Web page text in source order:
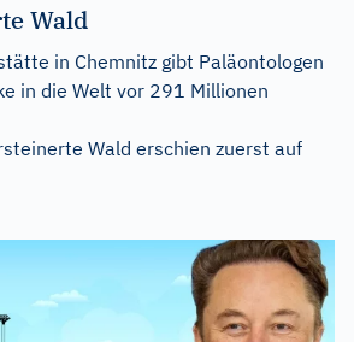
Wald
in Chemnitz gibt Paläontologen
in die Welt vor 291 Millionen
Wald erschien zuerst auf